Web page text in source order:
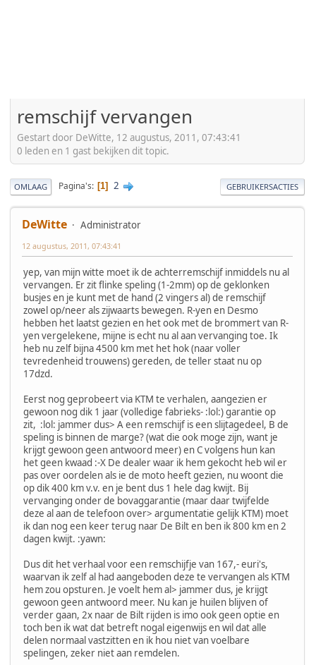
remschijf vervangen
Gestart door DeWitte, 12 augustus, 2011, 07:43:41
0 leden en 1 gast bekijken dit topic.
OMLAAG Pagina's 1 2 GEBRUIKERSACTIES
DeWitte Administrator
12 augustus, 2011, 07:43:41
yep, van mijn witte moet ik de achterremschijf inmiddels nu al
vervangen. Er zit flinke speling (1-2mm) op de geklonken
busjes en je kunt met de hand (2 vingers al) de remschijf
zowel op/neer als zijwaarts bewegen. R-yen en Desmo
hebben het laatst gezien en het ook met de brommert van R-
yen vergelekene, mijne is echt nu al aan vervanging toe. Ik
heb nu zelf bijna 4500 km met het hok (naar voller
tevredenheid trouwens) gereden, de teller staat nu op
17dzd.
Eerst nog geprobeert via KTM te verhalen, aangezien er
gewoon nog dik 1 jaar (volledige fabrieks- :lol:) garantie op
zit, :lol: jammer dus> A een remschijf is een slijtagedeel, B de
speling is binnen de marge? (wat die ook moge zijn, want je
krijgt gewoon geen antwoord meer) en C volgens hun kan
het geen kwaad :-X De dealer waar ik hem gekocht heb wil er
pas over oordelen als ie de moto heeft gezien, nu woont die
op dik 400 km v.v. en je bent dus 1 hele dag kwijt. Bij
vervanging onder de bovaggarantie (maar daar twijfelde
deze al aan de telefoon over> argumentatie gelijk KTM) moet
ik dan nog een keer terug naar De Bilt en ben ik 800 km en 2
dagen kwijt. :yawn:
Dus dit het verhaal voor een remschijfje van 167,- euri's,
waarvan ik zelf al had aangeboden deze te vervangen als KTM
hem zou opsturen. Je voelt hem al> jammer dus, je krijgt
gewoon geen antwoord meer. Nu kan je huilen blijven of
verder gaan, 2x naar de Bilt rijden is imo ook geen optie en
toch ben ik wat dat betreft nogal eigenwijs en wil dat alle
delen normaal vastzitten en ik hou niet van voelbare
spelingen, zeker niet aan remdelen.